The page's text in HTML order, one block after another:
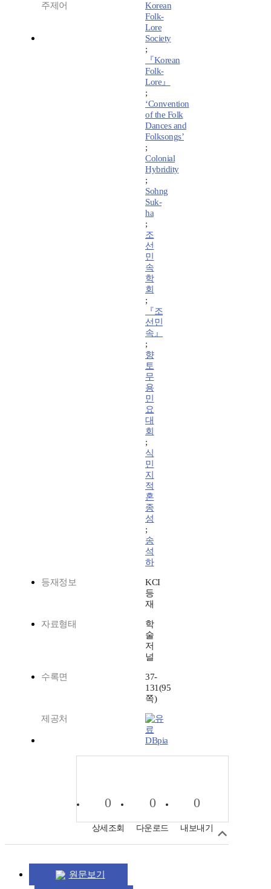
주제어
Korean
Folk-
Lore
Society
;
『Korean
Folk-
Lore』
;
‘Convention
of the Folk
Dances and
Folksongs’
;
Colonial
Hybridity
;
Sohng
Suk-
ha
;
조
선
민
속
학
회
;
『조
선민
속』
;
향
토
무
용
민
요
대
회
;
식
민
지
적
혼
종
성
;
송
석
하
등재정보
KCI
등
재
자료형태
학
술
저
널
수록면
37-
131(95
쪽)
제공처
DBpia
0
상세조회
0
다운로드
0
내보내기
원문보기